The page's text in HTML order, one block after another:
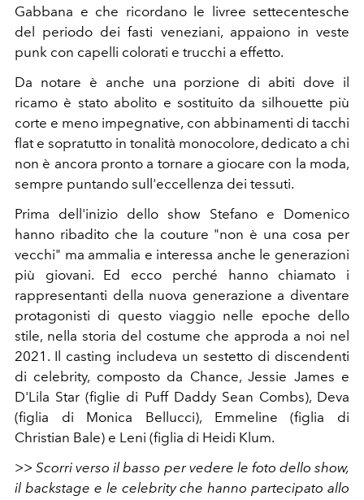
Gabbana e che ricordano le livree settecentesche
del periodo dei fasti veneziani, appaiono in veste
punk con capelli colorati e trucchi a effetto.
Da notare è anche una porzione di abiti dove il
ricamo è stato abolito e sostituito da silhouette più
corte e meno impegnative, con abbinamenti di tacchi
flat e sopratutto in tonalità monocolore, dedicato a chi
non è ancora pronto a tornare a giocare con la moda,
sempre puntando sull'eccellenza dei tessuti.
Prima dell'inizio dello show Stefano e Domenico
hanno ribadito che la couture "non è una cosa per
vecchi" ma ammalia e interessa anche le generazioni
più giovani. Ed ecco perché hanno chiamato i
rappresentanti della nuova generazione a diventare
protagonisti di questo viaggio nelle epoche dello
stile, nella storia del costume che approda a noi nel
2021. Il casting includeva un sestetto di discendenti
di celebrity, composto da Chance, Jessie James e
D'Lila Star (figlie di Puff Daddy Sean Combs), Deva
(figlia di Monica Bellucci), Emmeline (figlia di
Christian Bale) e Leni (figlia di Heidi Klum.
>>Scorri verso il basso per vedere le foto dello show,
il backstage e le celebrity che hanno partecipato allo